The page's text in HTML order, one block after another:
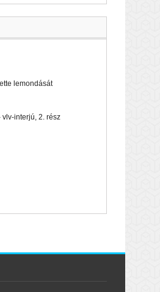
lemondását
vlv-interjú, 2. rész